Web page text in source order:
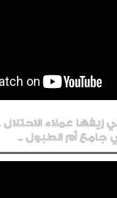
زيفها عملاء
جامع أم الطبول ..